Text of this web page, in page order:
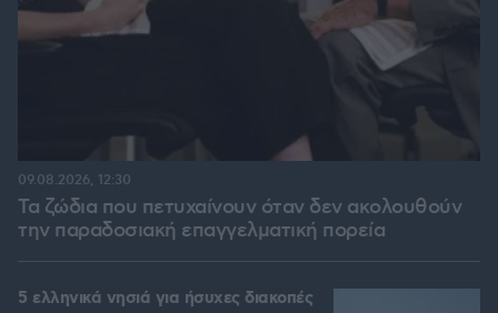
Τα ζώδια που πετυχαίνουν όταν δεν ακολουθούν
την παραδοσιακή επαγγελματική πορεία
09.08.2026, 12:30
5 ελληνικά νησιά για ήσυχες διακοπές